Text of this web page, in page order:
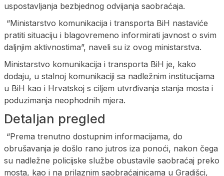
uspostavljanja bezbjednog odvijanja saobraćaja.
“Ministarstvo komunikacija i transporta BiH nastaviće
pratiti situaciju i blagovremeno informirati javnost o svim
daljnjim aktivnostima”, naveli su iz ovog ministarstva.
Ministarstvo komunikacija i transporta BiH je, kako
dodaju, u stalnoj komunikaciji sa nadležnim institucijama
u BiH kao i Hrvatskoj s ciljem utvrđivanja stanja mosta i
poduzimanja neophodnih mjera.
Detaljan pregled
“Prema trenutno dostupnim informacijama, do
obrušavanja je došlo rano jutros iza ponoći, nakon čega
su nadležne policijske službe obustavile saobraćaj preko
mosta, kao i na prilaznim saobraćajnicama u Gradišci,